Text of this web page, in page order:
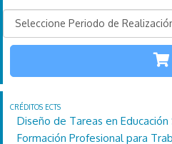
110Horas 4
Más
Diseño de Tareas en
Formación Profesional para